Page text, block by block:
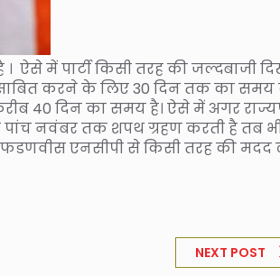
ऐसे में पार्टी किसी तरह की जल्दबाजी
करने के लिए 30 दिन तक का समय
40 दिन का समय है। ऐसे में अगर
नवंबर तक शपथ ग्रहण करती है तब
एनसीपी से किसी तरह की
NEXT POST